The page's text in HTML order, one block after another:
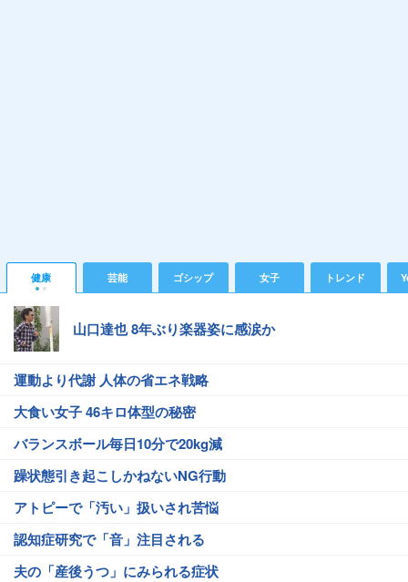
健康 芸能 ゴシップ 女子 トレンド
山口達也 8年ぶり楽器姿に感涙か
運動より代謝 人体の省エネ戦略
大食い女子 46キロ体型の秘密
バランスボール毎日10分で20kg減
躁状態引き起こしかねないNG行動
アトピーで「汚い」扱いされ苦悩
認知症研究で「音」注目される
夫の「産後うつ」にみられる症状